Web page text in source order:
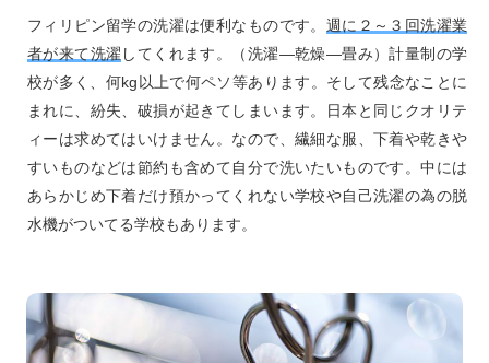
フィリピン留学の洗濯は便利なものです。 週に２～３回洗濯業
者が来て洗濯 してくれます。（洗濯―乾燥―畳み）計量制の学
校が多く、何kg以上で何ペソ等あります。そして残念なことに
まれに、紛失、破損が起きてしまいます。日本と同じクオリテ
ィーは求めてはいけません。なので、繊細な服、下着や乾きや
すいものなどは節約も含めて自分で洗いたいものです。中には
あらかじめ下着だけ預かってくれない学校や自己洗濯の為の脱
水機がついてる学校もあります。